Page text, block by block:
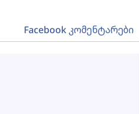
Facebook კომენტარები